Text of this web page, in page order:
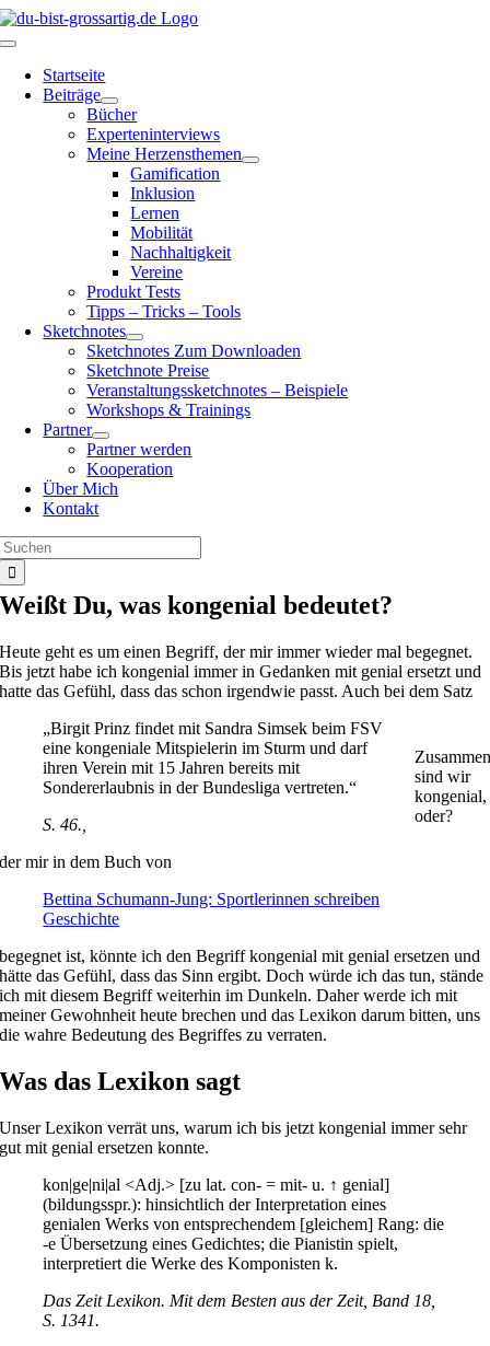
Zum
Inhalt
Toggle
NavigationStartseite
Beiträge
Bücher
Experteninterviews
Meine Herzensthemen
Gamification
Inklusion
Lernen
Mobilität
Nachhaltigkeit
Vereine
Produkt Tests
Tipps – Tricks – Tools
Sketchnotes
Sketchnotes Zum Downloaden
Sketchnote Preise
Veranstaltungssketchnotes – Beispiele
Workshops & Trainings
Partner
Partner werden
Kooperation
Über Mich
Kontakt
Weißt Du, was kongenial bedeutet?
Heute geht es um einen Begriff, der mir immer wieder mal begegnet.
Bis jetzt habe ich kongenial immer in Gedanken mit genial ersetzt und
hatte das Gefühl, dass das schon irgendwie passt. Auch bei dem Satz
Zusammen
sind wir
kongenial,
oder?
„Birgit Prinz findet mit Sandra Simsek beim FSV
eine kongeniale Mitspielerin im Sturm und darf
ihren Verein mit 15 Jahren bereits mit
Sondererlaubnis in der Bundesliga vertreten.“
S. 46.,
der mir in dem Buch von
Bettina Schumann-Jung: Sportlerinnen schreiben
Geschichte
begegnet ist, könnte ich den Begriff kongenial mit genial ersetzen und
hätte das Gefühl, dass das Sinn ergibt. Doch würde ich das tun, stände
ich mit diesem Begriff weiterhin im Dunkeln. Daher werde ich mit
meiner Gewohnheit heute brechen und das Lexikon darum bitten, uns
die wahre Bedeutung des Begriffes zu verraten.
Was das Lexikon sagt
Unser Lexikon verrät uns, warum ich bis jetzt kongenial immer sehr
gut mit genial ersetzen konnte.
kon|ge|ni|al <Adj.> [zu lat. con- = mit- u. ↑ genial]
(bildungsspr.): hinsichtlich der Interpretation eines
genialen Werks von entsprechendem [gleichem] Rang: die
-e Übersetzung eines Gedichtes; die Pianistin spielt,
interpretiert die Werke des Komponisten k.
Das Zeit Lexikon. Mit dem Besten aus der Zeit, Band 18,
S. 1341.